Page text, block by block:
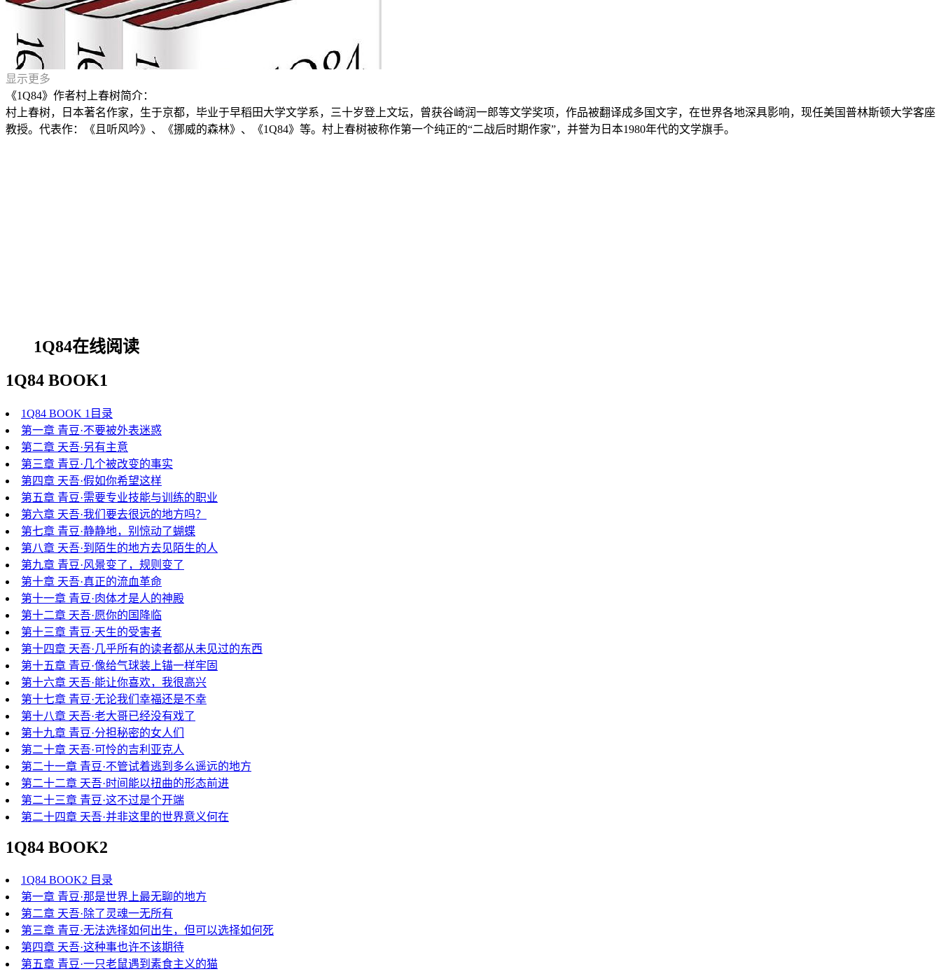
《1Q84》是日本作家村上春树发表的长篇小说。故事以双线（BOOK3为三线）进行，并以村上春树较少用的第三人称全知观点来说故事。主角“青豆”和“天吾”的视角叙述，Book1与Book2采
用双线、Book3添加了牛河以三线平行结构进行推进，围绕邪教团体进行描述。故事讲述男主人公“天吾”与女主人公“青豆”在“小小人”所营造出的“未知的Q世界”相遇的故事。[2] 男女主人公
经历了不幸的童年，其他登场人物成为暴力的牺牲品。虐童、宗教狂与暴力等，如空气之“蛹”，无孔不入地贯穿于人的存在空间——这便是主人公存在于斯、挣扎不已的、被称为1Q84的残
酷青春。
显示更多
《1Q84》作者村上春树简介：
村上春树，日本著名作家，生于京都，毕业于早稻田大学文学系，三十岁登上文坛，曾获谷崎润一郎等文学奖项，作品被翻译成多国文字，在世界各地深具影响，现任美国普林斯顿大学客座
教授。代表作：《且听风吟》、《挪威的森林》、《1Q84》等。村上春树被称作第一个纯正的“二战后时期作家”，并誉为日本1980年代的文学旗手。
1Q84在线阅读
1Q84 BOOK1
1Q84 BOOK 1目录
第一章 青豆·不要被外表迷惑
第二章 天吾·另有主意
第三章 青豆·几个被改变的事实
第四章 天吾·假如你希望这样
第五章 青豆·需要专业技能与训练的职业
第六章 天吾·我们要去很远的地方吗？
第七章 青豆·静静地，别惊动了蝴蝶
第八章 天吾·到陌生的地方去见陌生的人
第九章 青豆·风景变了，规则变了
第十章 天吾·真正的流血革命
第十一章 青豆·肉体才是人的神殿
第十二章 天吾·愿你的国降临
第十三章 青豆·天生的受害者
第十四章 天吾·几乎所有的读者都从未见过的东西
第十五章 青豆·像给气球装上锚一样牢固
第十六章 天吾·能让你喜欢，我很高兴
第十七章 青豆·无论我们幸福还是不幸
第十八章 天吾·老大哥已经没有戏了
第十九章 青豆·分担秘密的女人们
第二十章 天吾·可怜的吉利亚克人
第二十一章 青豆·不管试着逃到多么遥远的地方
第二十二章 天吾·时间能以扭曲的形态前进
第二十三章 青豆·这不过是个开端
第二十四章 天吾·并非这里的世界意义何在
1Q84 BOOK2
1Q84 BOOK2 目录
第一章 青豆·那是世界上最无聊的地方
第二章 天吾·除了灵魂一无所有
第三章 青豆·无法选择如何出生，但可以选择如何死
第四章 天吾·这种事也许不该期待
第五章 青豆·一只老鼠遇到素食主义的猫